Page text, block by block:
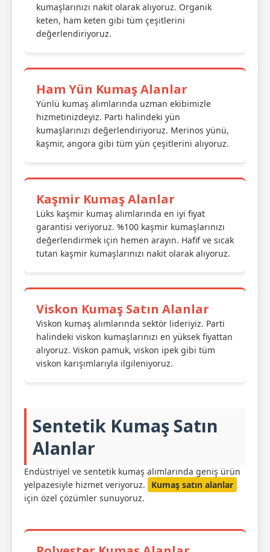
kumaşlarınızı nakit olarak alıyoruz. Organik
keten, ham keten gibi tüm çeşitlerini
değerlendiriyoruz.
Ham Yün Kumaş Alanlar
Yünlü kumaş alımlarında uzman ekibimizle
hizmetinizdeyiz. Parti halindeki yün
kumaşlarınızı değerlendiriyoruz. Merinos yünü,
kaşmir, angora gibi tüm yün çeşitlerini alıyoruz.
Kaşmir Kumaş Alanlar
Lüks kaşmir kumaş alımlarında en iyi fiyat
garantisi veriyoruz. %100 kaşmir kumaşlarınızı
değerlendirmek için hemen arayın. Hafif ve sıcak
tutan kaşmir kumaşlarınızı nakit olarak alıyoruz.
Viskon Kumaş Satın Alanlar
Viskon kumaş alımlarında sektör lideriyiz. Parti
halindeki viskon kumaşlarınızı en yüksek fiyattan
alıyoruz. Viskon pamuk, viskon ipek gibi tüm
viskon karışımlarıyla ilgileniyoruz.
Sentetik Kumaş Satın
Alanlar
Endüstriyel ve sentetik kumaş alımlarında geniş ürün
yelpazesiyle hizmet veriyoruz.
Kumaş satın alanlar
için özel çözümler sunuyoruz.